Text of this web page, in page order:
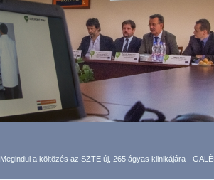
Megindul a költözés az SZTE új, 265 ágyas klinikájára -